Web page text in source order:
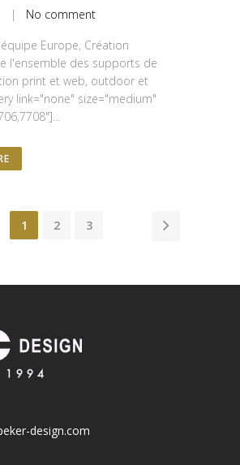
| No comment
Europe, Création
l'ensemble des supports de
print et web, outdoor et
link="none" size="medium"
1 2 3
design.com